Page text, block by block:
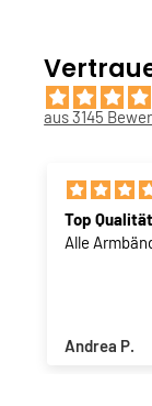
aus 3145
Top Qualität
Alle
Andrea P.